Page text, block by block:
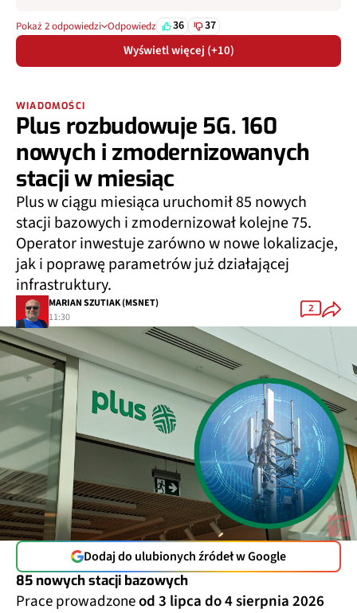
Pokaż 2 odpowiedzi Odpowiedz 36 37
Wyświetl więcej (+10)
WIADOMOŚCI
Plus rozbudowuje 5G. 160
nowych i zmodernizowanych
stacji w miesiąc
Plus w ciągu miesiąca uruchomił 85 nowych
stacji bazowych i zmodernizował kolejne 75.
Operator inwestuje zarówno w nowe lokalizacje,
jak i poprawę parametrów już działającej
infrastruktury.
MARIAN SZUTIAK (MSNET)
11:30
2
Dodaj do ulubionych źródeł w Google
85 nowych stacji bazowych
Prace prowadzoneod 3 lipca do 4 sierpnia 2026